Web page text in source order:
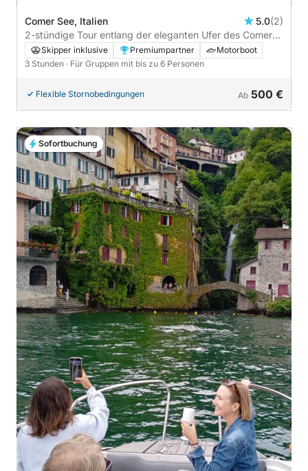
Comer See, Italien 5.0(2)
2-stündige Tour entlang der eleganten Ufer des Comer
SeesSkipper inklusive Premiumpartner
Motorboot
3 Stunden · Für Gruppen mit bis zu 6 Personen
Flexible Stornobedingungen Ab 500 €
Sofortbuchung